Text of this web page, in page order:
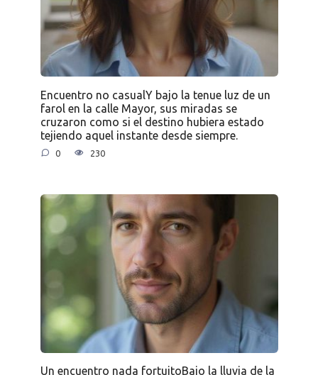
Encuentro no casualY bajo la tenue luz de un
farol en la calle Mayor, sus miradas se
cruzaron como si el destino hubiera estado
tejiendo aquel instante desde siempre.
0 230
Un encuentro nada fortuitoBajo la lluvia de la